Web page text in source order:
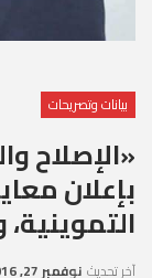
بيانات وتصريحات
«الإصلاح
بإعلان
آخر تحديث نوفمبر 27, 2016